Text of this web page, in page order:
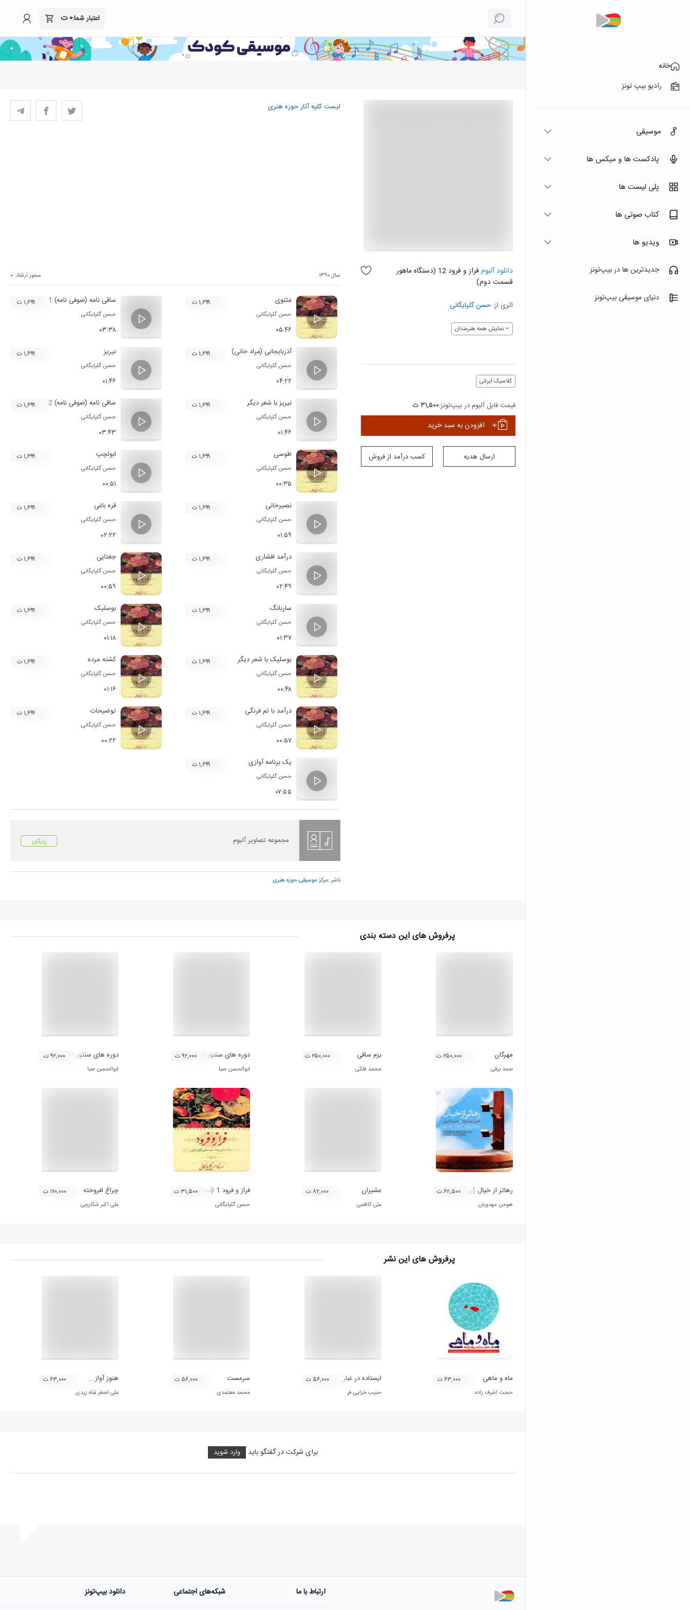
اعتبار شما:۰ت
خانه
رادیو بیپ تونز
موسیقی
پادکست ها و میکس ها
پلی لیست ها
کتاب صوتی ها
ویدیو ها
جدیدترین ها در بیپ‌تونز
دنیای موسیقی بیپ‌تونز
دانلود آلبوم
فراز و فرود 12 (دستگاه ماهور
قسمت دوم)
اثری از: حسن گلپایگانی
نمایش همه هنرمندان
کلاسیک ایرانی
قیمت فایل آلبوم در بیپ‌تونز:۳۱,۵۰۰ ت
افزودن به سبد خرید
ارسال هدیه کسب درآمد از فروش
لیست کلیه آثار حوزه هنری
سال ۱۳۹۰ مجوز ارشاد: ۰
مثنوی
حسن گلپایگانی
۰۵:۴۶
۱,۶۹۹ ت ساقی نامه (صوفی نامه) 1
حسن گلپایگانی
۰۳:۳۸
۱,۶۹۹ ت
آذربایجانی (مراد خانی)
حسن گلپایگانی
۰۴:۲۲
۱,۶۹۹ ت نیریز
حسن گلپایگانی
۰۱:۴۶
۱,۶۹۹ ت
نیریز با شعر دیگر
حسن گلپایگانی
۰۱:۴۶
۱,۶۹۹ ت ساقی نامه (صوفی نامه) 2
حسن گلپایگانی
۰۳:۴۳
۱,۶۹۹ ت
طوسی
حسن گلپایگانی
۰۰:۳۵
۱,۶۹۹ ت ابولچپ
حسن گلپایگانی
۰۰:۵۱
۱,۶۹۹ ت
نصیرخانی
حسن گلپایگانی
۰۱:۵۹
۱,۶۹۹ ت قره باغی
حسن گلپایگانی
۰۲:۲۲
۱,۶۹۹ ت
درآمد افشاری
حسن گلپایگانی
۰۲:۴۹
۱,۶۹۹ ت جغتایی
حسن گلپایگانی
۰۰:۵۹
۱,۶۹۹ ت
ساربانگ
حسن گلپایگانی
۰۱:۳۷
۱,۶۹۹ ت بوسلیک
حسن گلپایگانی
۰۱:۱۸
۱,۶۹۹ ت
بوسلیک با شعر دیگر
حسن گلپایگانی
۰۰:۴۸
۱,۶۹۹ ت کشته مرده
حسن گلپایگانی
۰۱:۱۶
۱,۶۹۹ ت
درآمد با تم فرنگی
حسن گلپایگانی
۰۰:۵۷
۱,۶۹۹ ت توضیحات
حسن گلپایگانی
۰۰:۲۲
۱,۶۹۹ ت
یک برنامه آوازی
حسن گلپایگانی
۰۷:۵۵
۱,۶۹۹ ت
مجموعه تصاویر آلبوم رایگان
ناشر :مرکز موسیقی حوزه هنری
پرفروش های این دسته بندی
مهرگان
صمد برقی
۲۵۰,۰۰۰ ت بزم ساقی
محمد فلکی
۲۵۰,۰۰۰ ت دوره های سنتور استاد ابوالحسن صبا (لوح اول)
ابوالحسن صبا
۹۲,۰۰۰ ت دوره های سنتور استاد ابوالحسن صبا (لوح
ابوالحسن صبا
۹۲,۰۰۰ ت
رهاتر از خیال (بی کلام)
هومن مهدویان
۶۲,۵۰۰ ت عشیران
علی کاظمی
۸۲,۰۰۰ ت فراز و فرود 1 (دستگاه شور)
حسن گلپایگانی
۳۱,۵۰۰ ت چراغ افروخته
علی اکبر شکارچی
۱۲۰,۰۰۰ ت
پرفروش های این نشر
ماه و ماهی
حجت اشرف زاده
۶۳,۰۰۰ ت ایستاده در غبار
حبیب خزایی فر
۵۶,۰۰۰ ت سرمست
محمد معتمدی
۵۶,۰۰۰ ت هنوز آواز...
علی اصغر شاه زیدی
۶۳,۰۰۰ ت
برای شرکت در گفتگو باید وارد شوید
هنوز نظری به ثبت نرسیده‌است.
ارتباط با ما شبکه‌های اجتماعی دانلود بیپ‌تونز